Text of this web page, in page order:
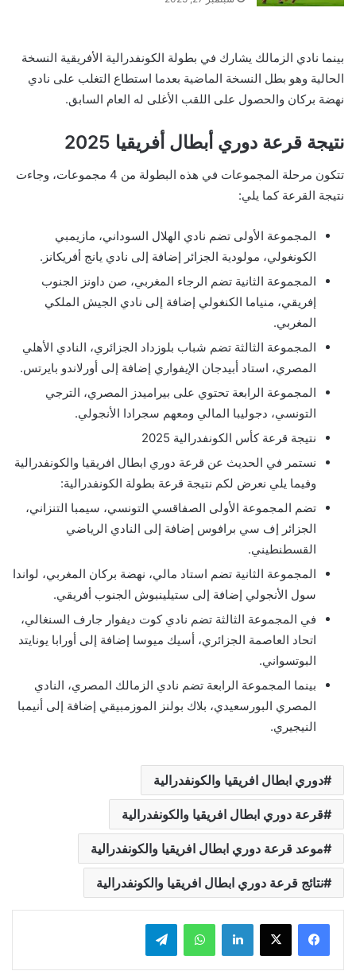
بينما نادي الزمالك يشارك في بطولة الكونفدرالية الأفريقية النسخة
الحالية وهو بطل النسخة الماضية بعدما استطاع التغلب على نادي
نهضة بركان والحصول على اللقب الأغلى له العام السابق.
نتيجة قرعة دوري أبطال أفريقيا 2025
تتكون مرحلة المجموعات في هذه البطولة من 4 مجموعات، وجاءت
نتيجة القرعة كما يلي:
المجموعة الأولى تضم نادي الهلال السوداني، مازيمبي
الكونغولي، مولودية الجزائر إضافة إلى نادي يانج أفريكانز.
المجموعة الثانية تضم الرجاء المغربي، صن داونز الجنوب
إفريقي، منياما الكنغولي إضافة إلى نادي الجيش الملكي
المغربي.
المجموعة الثالثة تضم شباب بلوزداد الجزائري، النادي الأهلي
المصري، استاد أبيدجان الإيفواري إضافة إلى أورلاندو بايرتس.
المجموعة الرابعة تحتوي على بيراميدز المصري، الترجي
التونسي، دجوليبا المالي ومعهم سجرادا الأنجولي.
نتيجة قرعة كأس الكونفدرالية 2025
نستمر في الحديث عن قرعة دوري ابطال افريقيا والكونفدرالية
وفيما يلي نعرض لكم نتيجة قرعة بطولة الكونفدرالية:
تضم المجموعة الأولى الصفاقسي التونسي، سيمبا التنزاني،
الجزائر إف سي برافوس إضافة إلى النادي الرياضي
القسطنطيني.
المجموعة الثانية تضم استاد مالي، نهضة بركان المغربي، لواندا
سول الأنجولي إضافة إلى ستيلينبوش الجنوب أفريقي.
في المجموعة الثالثة تضم نادي كوت ديفوار جارف السنغالي،
اتحاد العاصمة الجزائري، أسيك ميوسا إضافة إلى أورابا يونايتد
البوتسواني.
بينما المجموعة الرابعة تضم نادي الزمالك المصري، النادي
المصري البورسعيدي، بلاك بولنز الموزمبيقي إضافة إلى أنيمبا
النيجيري.
دوري ابطال افريقيا والكونفدرالية
قرعة دوري ابطال افريقيا والكونفدرالية
موعد قرعة دوري ابطال افريقيا والكونفدرالية
نتائج قرعة دوري ابطال افريقيا والكونفدرالية
لينكدإن واتساب